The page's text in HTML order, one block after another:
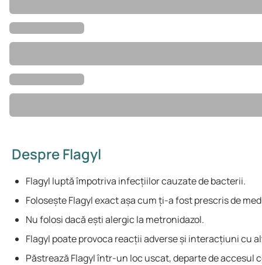
Despre Flagyl
Flagyl luptă împotriva infecțiilor cauzate de bacterii.
Folosește Flagyl exact așa cum ți-a fost prescris de
Nu folosi dacă ești alergic la metronidazol.
Flagyl poate provoca reacții adverse și interacțiuni cu
Păstrează Flagyl într-un loc uscat, departe de accesul